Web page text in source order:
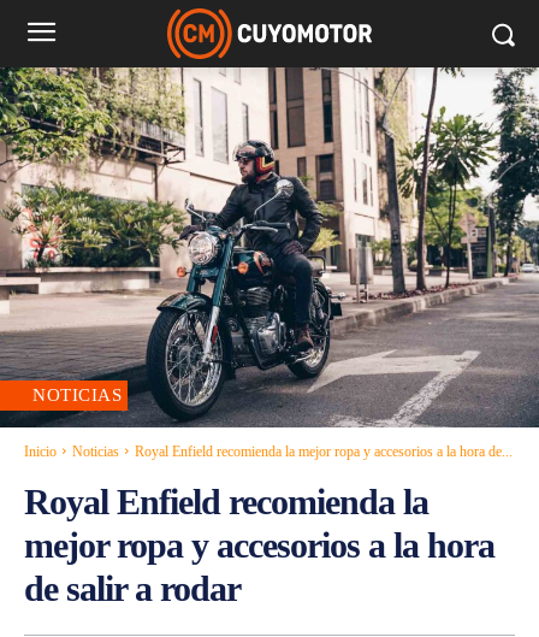
NOTICIAS
Inicio Noticias Royal Enfield recomienda la mejor ropa y accesorios a la hora de...
Royal Enfield recomienda la
mejor ropa y accesorios a la hora
de salir a rodar